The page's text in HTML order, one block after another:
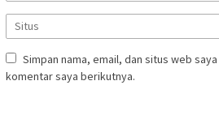
Simpan nama, email, dan situs web
komentar saya berikutnya.